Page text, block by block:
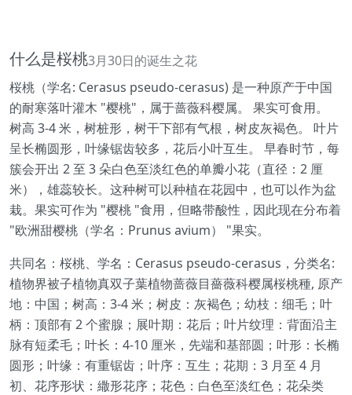
什么是桜桃3月30日的诞生之花
桜桃（学名: Cerasus pseudo-cerasus) 是一种原产于中国
的耐寒落叶灌木 "樱桃"，属于蔷薇科樱属。 果实可食用。
树高 3-4 米，树桩形，树干下部有气根，树皮灰褐色。 叶片
呈长椭圆形，叶缘锯齿较多，花后小叶互生。 早春时节，每
簇会开出 2 至 3 朵白色至淡红色的单瓣小花（直径：2 厘
米），雄蕊较长。这种树可以种植在花园中，也可以作为盆
栽。果实可作为 "樱桃 "食用，但略带酸性，因此现在分布着
"欧洲甜樱桃（学名：Prunus avium） "果实。
共同名：桜桃、学名：Cerasus pseudo-cerasus，分类名:
植物界被子植物真双子葉植物蔷薇目薔薇科樱属桜桃種, 原产
地：中国；树高：3-4 米；树皮：灰褐色；幼枝：细毛；叶
柄：顶部有 2 个蜜腺；展叶期：花后；叶片纹理：背面沿主
脉有短柔毛；叶长：4-10 厘米，先端和基部圆；叶形：长椭
圆形；叶缘：有重锯齿；叶序：互生；花期：3 月至 4 月
初、花序形状：繖形花序；花色：白色至淡红色；花朵类